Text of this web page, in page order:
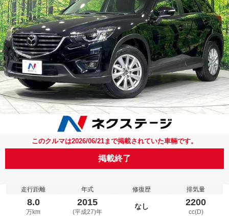
このクルマは2026/06/21まで掲載されていた車輛です。
掲載終了
走行距離
8.0
万km
年式
2015
(平成27)年
修復歴
なし
排気量
2200
cc(D)